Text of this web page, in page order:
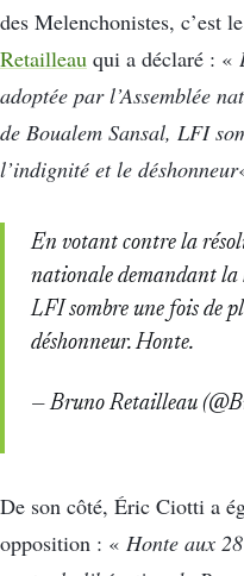
des Melenchonistes, c’est
Retailleau qui a déclaré : «
adoptée par l’Assemblée
de Boualem Sansal, LFI
l’indignité et le déshonneur
En votant contre la
nationale demandant la
LFI sombre une fois de
déshonneur. Honte.
— Bruno Retailleau
De son côté, Éric Ciotti a
opposition : « Honte aux